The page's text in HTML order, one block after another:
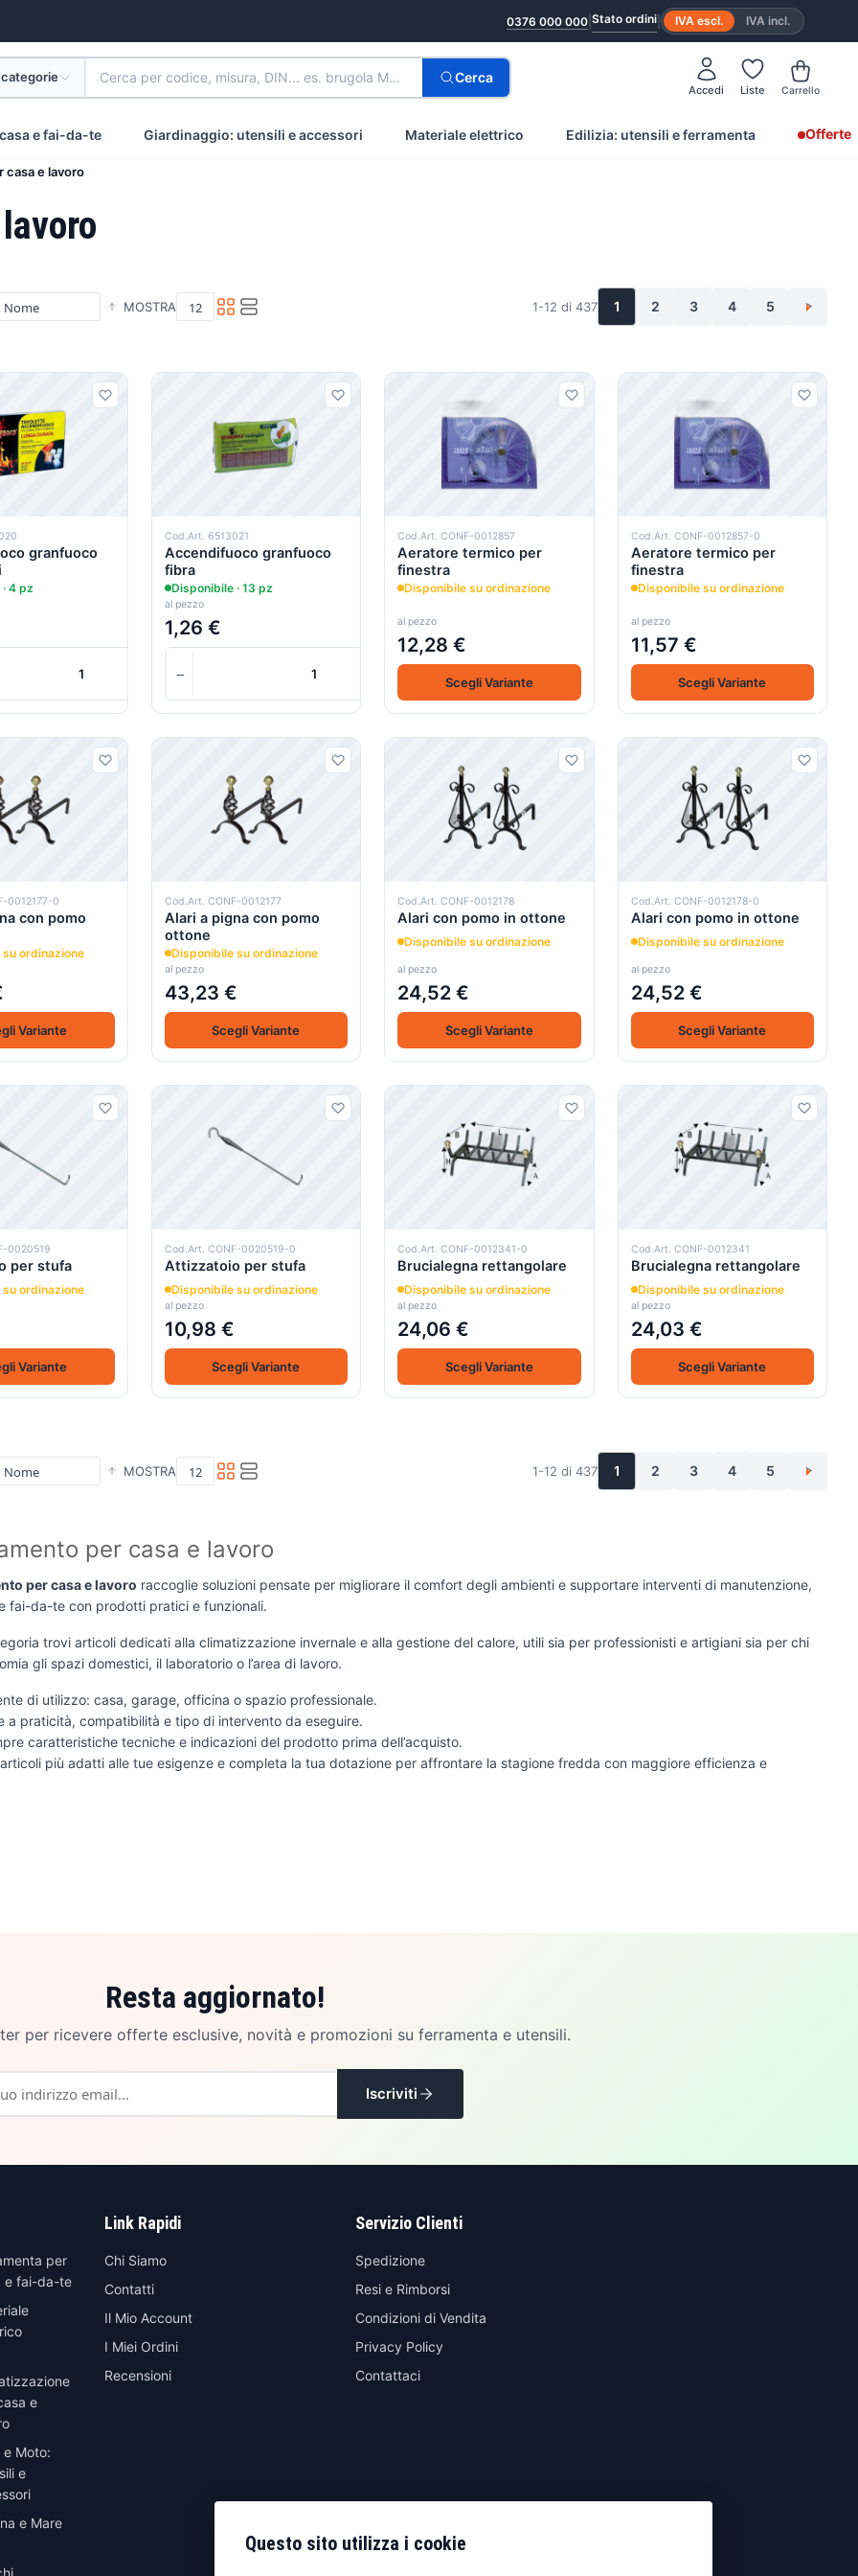
0376 000 000 Stato ordini IVA escl. IVA incl.
Cerca per codice, misura, DIN... es. brugola M8 inox Cerca
Accedi Liste Carrello
e fai-da-te Giardinaggio: utensili e accessori Materiale elettrico Edilizia: utensili e ferramenta Offerte
casa e lavoro
MOSTRA 1-12 di 437 1 2 3 4 5 >
granfuoco
4 pz
Cod.Art. 6513021
Accendifuoco granfuoco
fibra
Disponibile · 13 pz
al pezzo
1,26 €
− +
+
Carrello
Cod.Art. CONF-0012857
Aeratore termico per
finestra
Disponibile su ordinazione
al pezzo
12,28 €
Scegli Variante
Cod.Art. CONF-0012857-0
Aeratore termico per
finestra
Disponibile su ordinazione
al pezzo
11,57 €
Scegli Variante
0012177-0
con pomo
ordinazione
Variante
Cod.Art. CONF-0012177
Alari a pigna con pomo
ottone
Disponibile su ordinazione
al pezzo
43,23 €
Scegli Variante
Cod.Art. CONF-0012178
Alari con pomo in ottone
Disponibile su ordinazione
al pezzo
24,52 €
Scegli Variante
Cod.Art. CONF-0012178-0
Alari con pomo in ottone
Disponibile su ordinazione
al pezzo
24,52 €
Scegli Variante
0020519
per stufa
ordinazione
Variante
Cod.Art. CONF-0020519-0
Attizzatoio per stufa
Disponibile su ordinazione
al pezzo
10,98 €
Scegli Variante
Cod.Art. CONF-0012341-0
Brucialegna rettangolare
Disponibile su ordinazione
al pezzo
24,06 €
Scegli Variante
Cod.Art. CONF-0012341
Brucialegna rettangolare
Disponibile su ordinazione
al pezzo
24,03 €
Scegli Variante
MOSTRA 1-12 di 437 1 2 3 4 5 >
per casa e lavoro
per casa e lavoro raccoglie soluzioni pensate per migliorare il comfort degli ambienti e supportare interventi di manutenzione,
fai-da-te con prodotti pratici e funzionali.
trovi articoli dedicati alla climatizzazione invernale e alla gestione del calore, utili sia per professionisti e artigiani sia per chi
gli spazi domestici, il laboratorio o l’area di lavoro.
di utilizzo: casa, garage, officina o spazio professionale.
a praticità, compatibilità e tipo di intervento da eseguire.
caratteristiche tecniche e indicazioni del prodotto prima dell’acquisto.
più adatti alle tue esigenze e completa la tua dotazione per affrontare la stagione fredda con maggiore efficienza e
Resta aggiornato!
per ricevere offerte esclusive, novità e promozioni su ferramenta e utensili.
Iscriviti
per
e fai-da-te
e
e Moto:
e
e Mare
Link Rapidi
Chi Siamo
Contatti
Il Mio Account
I Miei Ordini
Recensioni
Servizio Clienti
Spedizione
Resi e Rimborsi
Condizioni di Vendita
Privacy Policy
Contattaci
Questo sito utilizza i cookie